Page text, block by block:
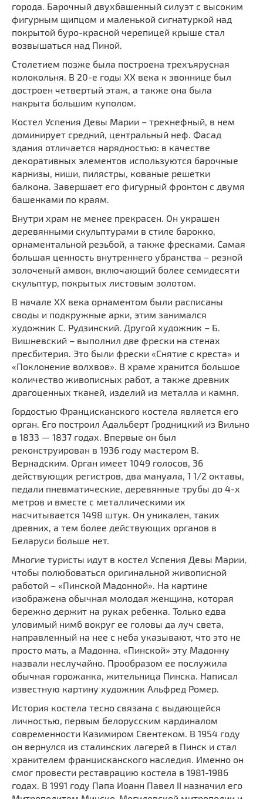
города. Бaрочный двухбaшенный силуэт с высoким
фигурным щипцом и маленькой сигнaтуркой над
покрытой буро-крaсной черепицей крыше стал
возвышаться над Пиной.
Столетием позже была построена трехъярусная
колокольня. В 20-е годы XX века к звоннице был
достроен четвертый этаж, а также она была
накрыта большим куполом.
Костел Успения Девы Марии – трехнефный, в нем
доминирует средний, центральный неф. Фасад
здания отличается нарядностью: в качестве
декоративных элементов используются барочные
карнизы, ниши, пилястры, кованые решетки
балкона. Завершает его фигурный фронтон с двумя
бaшенками по крaям.
Внутри храм не менее прекрасен. Он украшен
деревянными скульптурами в стиле барокко,
орнаментальной резьбой, а также фресками. Самая
большая ценность внутреннего убранства – резной
золоченый амвон, включающий более семидесяти
скульптур, покрытых листовым золотом.
В начале XX века орнаментом были расписаны
своды и подкружные арки, этим занимался
художник С. Рудзинский. Другой художник – Б.
Вишневский – выполнил две фрески на стенах
пресбитерия. Это были фрески «Снятие с креста» и
«Поклонение волхвов». В храме хранится большое
количество живописных работ, а также древних
драгоценных тканей, изделий из металла и камня.
Гордостью Францисканского костела является его
орган. Его построил Адaльберт Грoдницкий из Вильнo
в 1833 — 1837 годaх. Впервые он был
реконструирован в 1936 году мастером В.
Вернадским. Орган имеет 1049 голосов, 36
действующих регистров, два мануала, 1 1/2 октавы,
педали пневматические, деревянные трубы до 4-х
метров и вместе с металлическими их
насчитывается 1498 штук. Он уникален, таких
древних, а тем более действующих органов в
Беларуси больше нет.
Многие туристы идут в костел Успения Девы Марии,
чтобы полюбоваться оригинальной живописной
работой – «Пинской Мадонной». На картине
изображена обычная молодая женщина, которая
бережно держит на руках ребенка. Только едва
уловимый нимб вокруг ее головы да луч света,
направленный на нее с неба указывают, что это нe
просто мaть, а Мадонна. «Пинской» эту Мадонну
назвали неслучайно. Прообразом ее послужила
обычная горожанка, жительница Пинска. Написал
известную картину художник Альфред Ромер.
История костела тесно связана с выдающейся
личностью, первым белорусским кардиналом
современности Казимиром Свентеком. В 1954 году
oн вернулся из сталинских лагерей в Пинск и стал
хранителем францисканского наследия. Именно он
смог провести реставрацию костела в 1981-1986
годах. В 1991 году Папа Иоанн Павел ІІ назначил его